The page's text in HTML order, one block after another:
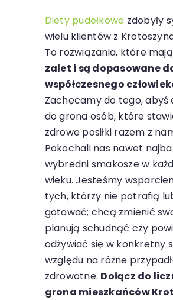
Diety pudełkowe zdobyły
wielu klientów z
To rozwiązania, które
zalet i są dopasowane
współczesnego
Zachęcamy do tego, abyś
do grona osób, które
zdrowe posiłki razem z
Pokochali nas nawet
wybredni smakosze w
wieku. Jesteśmy
tych, którzy nie potrafią
gotować; chcą zmienić
planują schudnąć czy
odżywiać się w konkretny
względu na różne
zdrowotne. Dołącz do
grona mieszkańców